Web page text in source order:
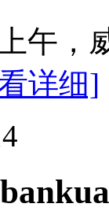
午，
详细]